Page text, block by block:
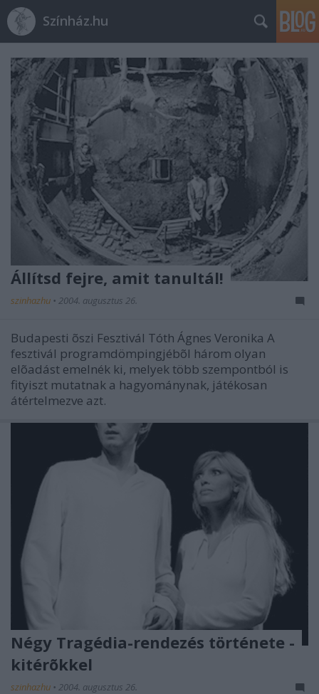
Színház.hu
Állítsd fejre, amit tanultál!
szinhazhu • 2004. augusztus 26.
Budapesti õszi Fesztivál Tóth Ágnes Veronika A
fesztivál programdömpingjébõl három olyan
elõadást emelnék ki, melyek több szempontból is
fityiszt mutatnak a hagyománynak, játékosan
átértelmezve azt.
Négy Tragédia-rendezés története -
kitérõkkel
szinhazhu • 2004. augusztus 26.